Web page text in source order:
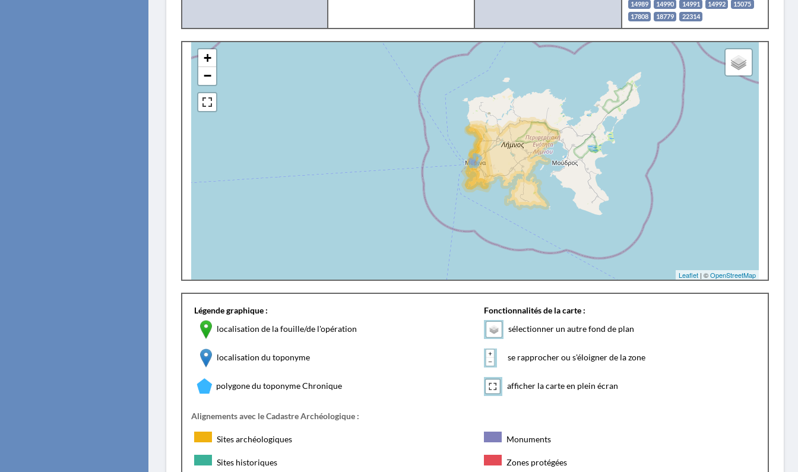
14989
14990 14991 14992
15075
17808
18779 22314
+
−
Leaflet | ©OpenStreetMap
Légende graphique :
localisation de la fouille/de l'opération
localisation du toponyme
polygone du toponyme Chronique
Fonctionnalités de la carte :
sélectionner un autre fond de plan
se rapprocher ou s'éloigner de la zone
afficher la carte en plein écran
Alignements avec le Cadastre Archéologique :
Sites archéologiques Monuments
Sites historiques Zones protégées